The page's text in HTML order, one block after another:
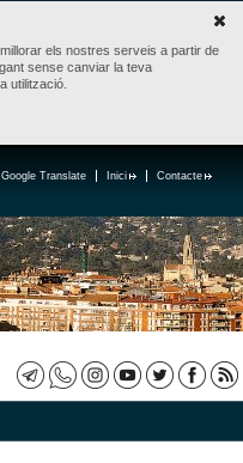
els nostres serveis a partir de
sense canviar la teva
utilització.
Contacte
Inici
Google Translate